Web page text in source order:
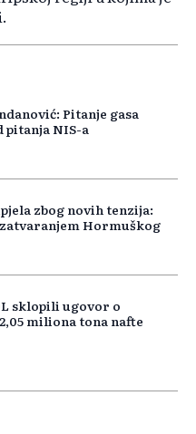
Pitanje gasa
pitanja NIS-a
zbog novih tenzija:
Hormuškog
sklopili ugovor o
miliona tona nafte